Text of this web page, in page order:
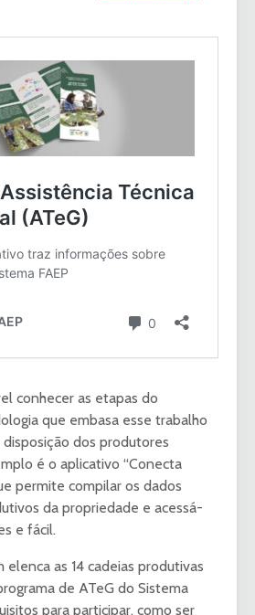
conhecer as etapas do
que embasa esse trabalho
dos produtores
é o aplicativo “Conecta
permite compilar os dados
da propriedade e acessá-
e fácil.
as 14 cadeias produtivas
de ATeG do Sistema
para participar, como ser